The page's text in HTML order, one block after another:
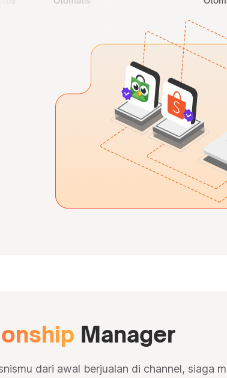
Manager
dari awal berjualan di channel, siaga